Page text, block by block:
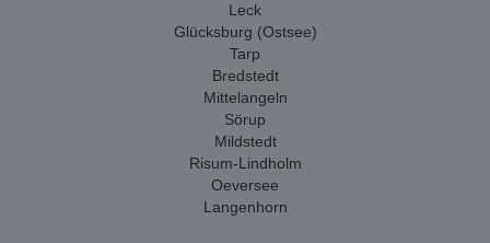
Leck
Glücksburg (Ostsee)
Tarp
Bredstedt
Mittelangeln
Sörup
Mildstedt
Risum-Lindholm
Oeversee
Langenhorn